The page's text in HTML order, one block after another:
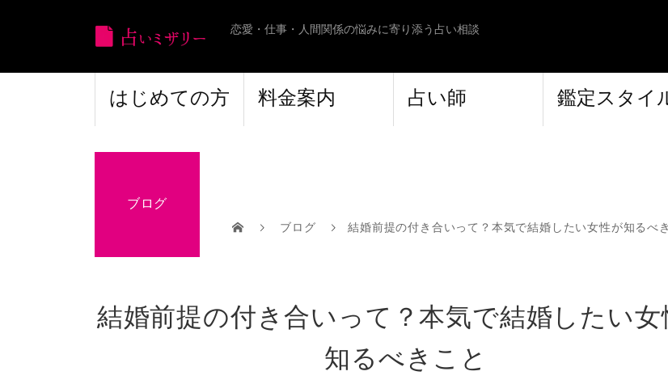
恋愛・仕事・人間関係の悩みに寄り添う占い相談
はじめての方 料金案内 占い師 鑑定スタイ
ブログ
ブログ 結婚前提の付き合いって？本気で結婚したい女性が知るべ
結婚前提の付き合いって？本気で結婚したい
知るべきこと